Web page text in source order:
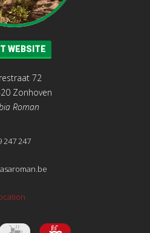
WEBSITE
72
Zonhoven
Roman
247 247